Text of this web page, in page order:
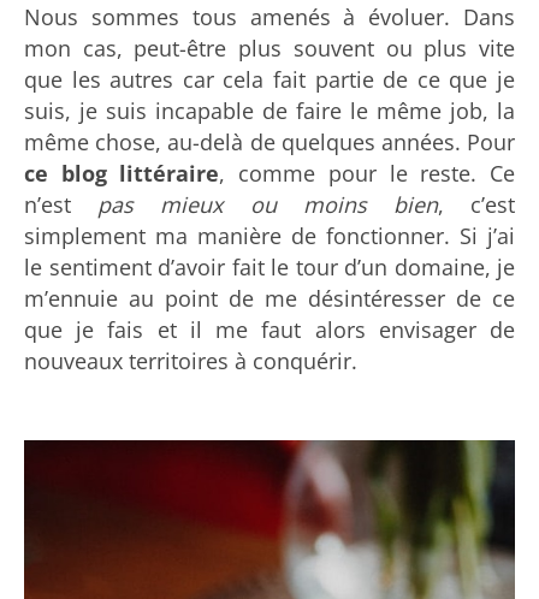
Nous sommes tous amenés à évoluer. Dans
mon cas, peut-être plus souvent ou plus vite
que les autres car cela fait partie de ce que je
suis, je suis incapable de faire le même job, la
même chose, au-delà de quelques années. Pour
ce blog littéraire, comme pour le reste. Ce
n’est pas mieux ou moins bien, c’est
simplement ma manière de fonctionner. Si j’ai
le sentiment d’avoir fait le tour d’un domaine, je
m’ennuie au point de me désintéresser de ce
que je fais et il me faut alors envisager de
nouveaux territoires à conquérir.